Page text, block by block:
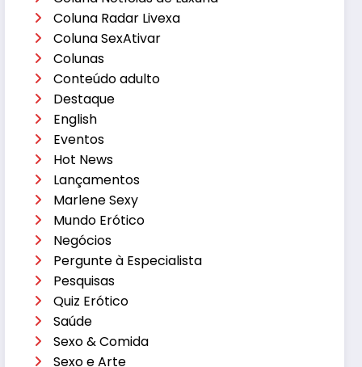
Coluna Radar Livexa
Coluna SexAtivar
Colunas
Conteúdo adulto
Destaque
English
Eventos
Hot News
Lançamentos
Marlene Sexy
Mundo Erótico
Negócios
Pergunte à Especialista
Pesquisas
Quiz Erótico
Saúde
Sexo & Comida
Sexo e Arte